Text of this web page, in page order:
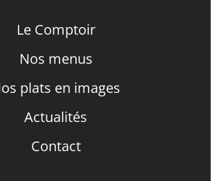
Le Comptoir
Nos menus
plats en images
Actualités
Contact